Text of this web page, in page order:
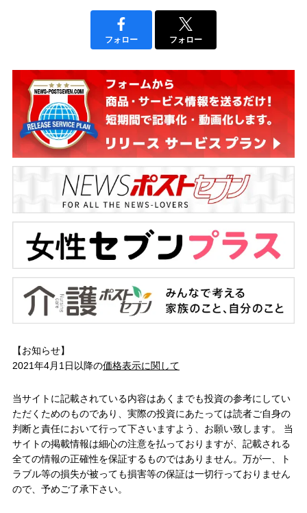
フォロー フォロー
【お知らせ】
2021年4月1日以降の価格表示に関して
当サイトに記載されている内容はあくまでも投資の参考にしてい
ただくためのものであり、実際の投資にあたっては読者ご自身の
判断と責任において行って下さいますよう、お願い致します。 当
サイトの掲載情報は細心の注意を払っておりますが、記載される
全ての情報の正確性を保証するものではありません。万が一、ト
ラブル等の損失が被っても損害等の保証は一切行っておりません
ので、予めご了承下さい。